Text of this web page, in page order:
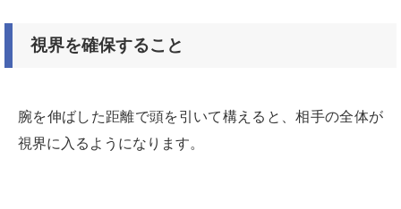
視界を確保すること
腕を伸ばした距離で頭を引いて構えると、相手の全体が
視界に入るようになります。